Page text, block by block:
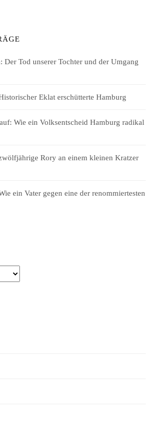
Der Tod unserer Tochter und der Umgang
Eklat erschütterte Hamburg
Wie ein Volksentscheid Hamburg radikal
Rory an einem kleinen Kratzer
ein Vater gegen eine der renommiertesten